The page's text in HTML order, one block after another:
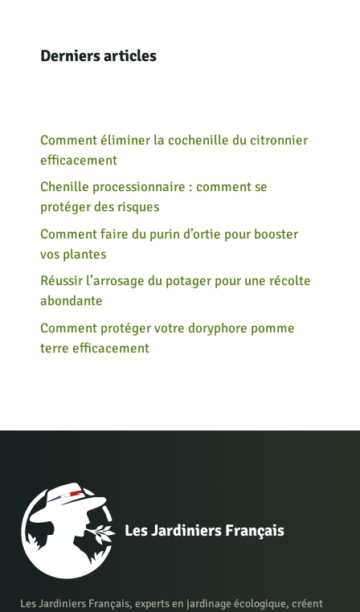
Derniers articles
Comment éliminer la cochenille du citronnier
efficacement
Chenille processionnaire : comment se
protéger des risques
Comment faire du purin d’ortie pour booster
vos plantes
Réussir l’arrosage du potager pour une récolte
abondante
Comment protéger votre doryphore pomme
terre efficacement
Les Jardiniers Français
Les Jardiniers Français, experts en jardinage écologique, créent